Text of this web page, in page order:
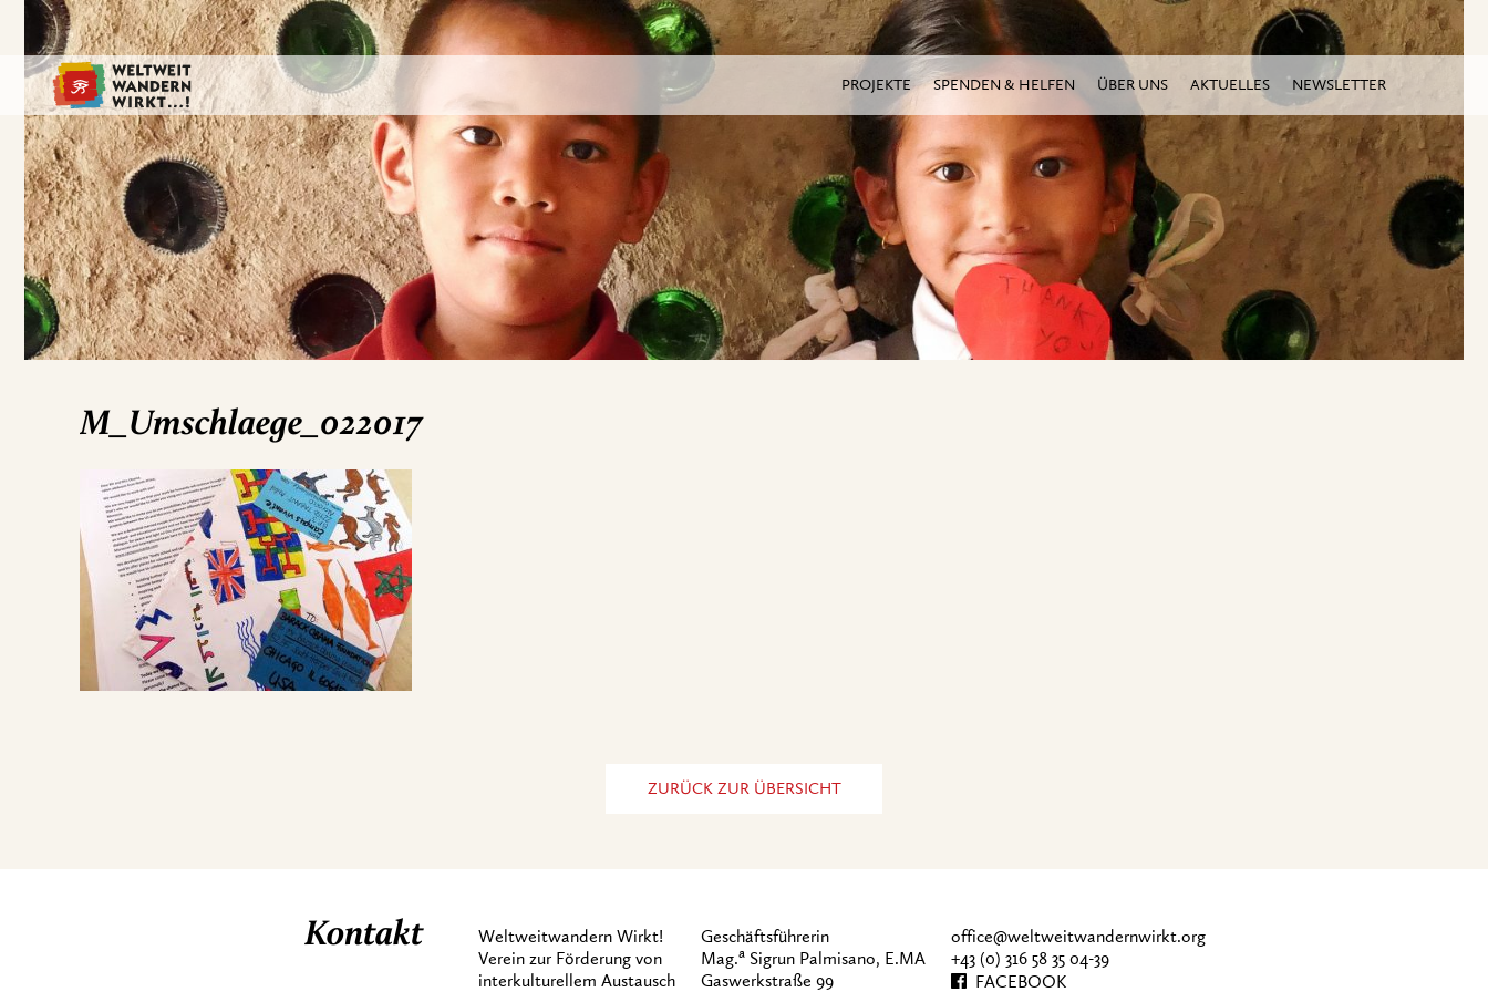
PROJEKTE SPENDEN & HELFEN ÜBER UNS AKTUELLES NEWSLETTER
M_Umschlaege_022017
ZURÜCK ZUR ÜBERSICHT
Kontakt
Weltweitwandern Wirkt!
Verein zur Förderung von
interkulturellem Austausch
Geschäftsführerin
Mag.a Sigrun Palmisano, E.MA
Gaswerkstraße 99
office@weltweitwandernwirkt.org
+43 (0) 316 58 35 04-39
FACEBOOK